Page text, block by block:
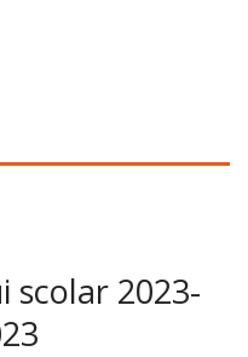
scolar 2023-